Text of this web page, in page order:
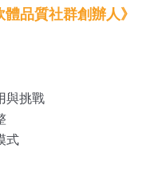
品質社群創辦人》
與挑戰
式